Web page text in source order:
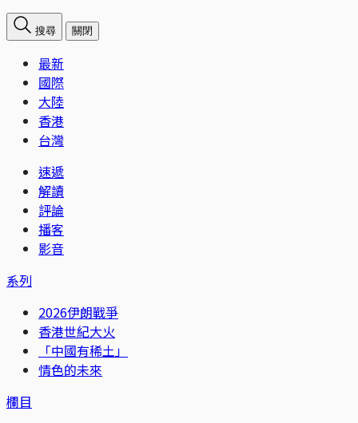
搜尋 關閉
最新
國際
大陸
香港
台灣
速遞
解讀
評論
播客
影音
系列
2026伊朗戰爭
香港世紀大火
「中國有稀土」
情色的未來
欄目